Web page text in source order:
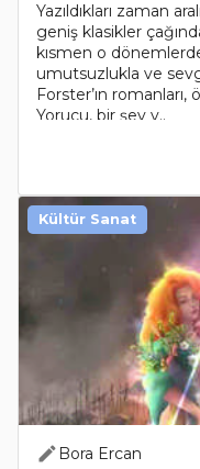
Yazıldıkları zaman
geniş klasikler
kısmen o
umutsuzlukla ve
Forster’ın
Yorucu, bir şey v..
Bora Ercan
Kültür Sanat